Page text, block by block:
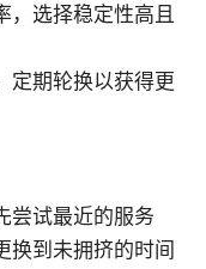
，选择稳定性高且
定期轮换以获得更
尝试最近的服务
换到未拥挤的时间